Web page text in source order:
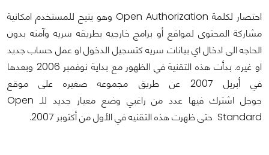
احتصار لكلمة Open Authorization وهو يتيح للمستخدم امكانية
مشاركة المحتوى لمواقع أو برامج خارجيه بطريقه سريه وآمنه بدون
الحاجه الى ادخال اي بيانات سريه كتسجيل الدخول او عمل حساب جديد
او غيره. بدأت هذه التقنية في الظهور مع بداية نوفمبر 2006 وبعدها
في أبريل 2007 عن طريق مجموعه صغيره على موقع
جوجل اشترك فيها عدد من راغبي وضع معيار جديد للـ Open
Standard حتى ظهرت هذه التقنيه في الأول من أكتوبر 2007.